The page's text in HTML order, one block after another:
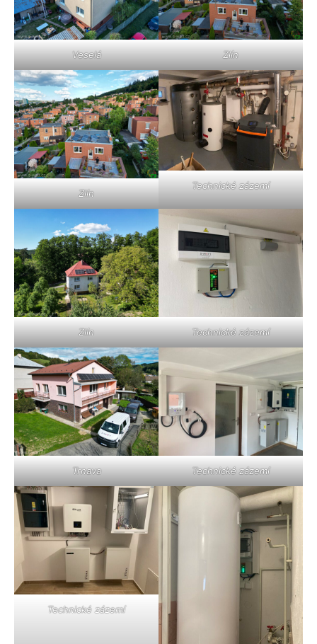
Veselá Zlín
Zlín
Technické zázemí
Zlín Technické zázemí
Trnava Technické zázemí
Technické zázemí